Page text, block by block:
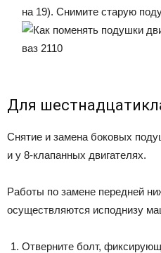
на 19). Снимите старую
Для
Снятие и замена боковых
и у 8-клапанных двигателях.
Работы по замене передней
осуществляются исподнизу
Отверните болт,